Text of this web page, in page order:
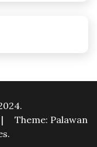
|
Theme: Palawan
.